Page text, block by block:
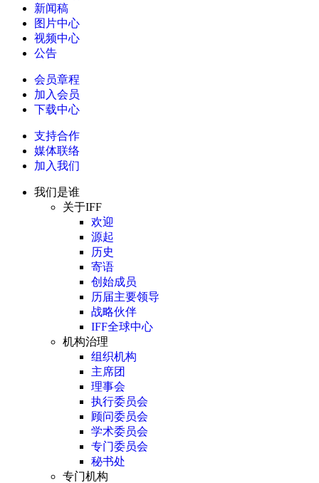
新闻稿
图片中心
视频中心
公告
会员章程
加入会员
下载中心
支持合作
媒体联络
加入我们
我们是谁
关于IFF
欢迎
源起
历史
寄语
创始成员
历届主要领导
战略伙伴
IFF全球中心
机构治理
组织机构
主席团
理事会
执行委员会
顾问委员会
学术委员会
专门委员会
秘书处
专门机构